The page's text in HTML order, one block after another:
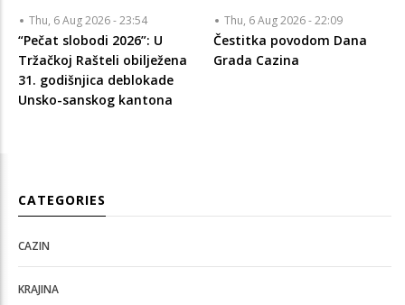
Thu, 6 Aug 2026 - 23:54
“Pečat slobodi 2026”: U
Tržačkoj Rašteli obilježena
31. godišnjica deblokade
Unsko-sanskog kantona
Thu, 6 Aug 2026 - 22:09
Čestitka povodom Dana
Grada Cazina
CATEGORIES
CAZIN
KRAJINA